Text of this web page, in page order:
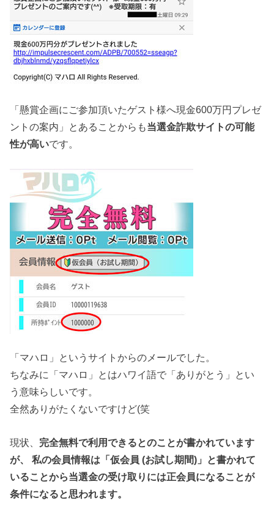
「懸賞企画にご参加頂いたゲスト様へ現金600万円プレゼ
ントの案内」とあることからも当選金詐欺サイトの可能
性が高いです。
「マハロ」というサイトからのメールでした。
ちなみに「マハロ」とはハワイ語で「ありがとう」とい
う意味らしいです。
全然ありがたくないですけど(笑
現状、 完全無料で利用できるとのことが書かれています
が、 私の会員情報は「仮会員 (お試し期間)」と書かれて
いることから当選金の受け取りには正会員になることが
条件になると思われます。